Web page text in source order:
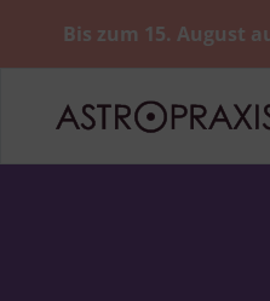
Bis zum 15. August